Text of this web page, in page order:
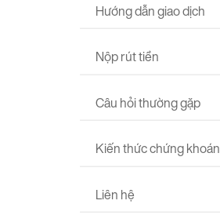
Hướng dẫn giao dịch
Nộp rút tiền
Câu hỏi thường gặp
Kiến thức chứng khoán
Liên hệ